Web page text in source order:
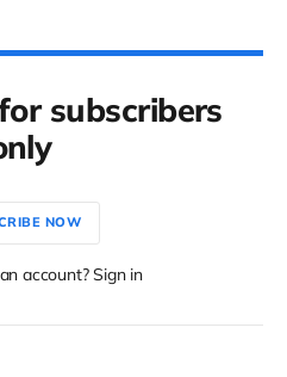
subscribers
NOW
account? Sign in